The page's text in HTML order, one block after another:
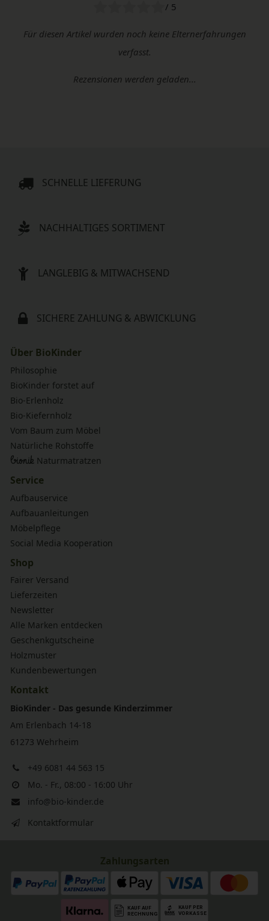
/ 5
Für diesen Artikel wurden noch keine Elternerfahrungen
verfasst.
Rezensionen werden geladen...
SCHNELLE LIEFERUNG
NACHHALTIGES SORTIMENT
LANGLEBIG & MITWACHSEND
SICHERE ZAHLUNG & ABWICKLUNG
Über BioKinder
Philosophie
BioKinder forstet auf
Bio-Erlenholz
Bio-Kiefernholz
Vom Baum zum Möbel
Natürliche Rohstoffe
bionik Naturmatratzen
Service
Aufbauservice
Aufbauanleitungen
Möbelpflege
Social Media Kooperation
Shop
Fairer Versand
Lieferzeiten
Newsletter
Alle Marken entdecken
Geschenkgutscheine
Holzmuster
Kundenbewertungen
Kontakt
BioKinder - Das gesunde Kinderzimmer
Am Erlenbach 14-18
61273 Wehrheim
+49 6081 44 563 15
Mo. - Fr., 08:00 - 16:00 Uhr
info@bio-kinder.de
Kontaktformular
Zahlungsarten